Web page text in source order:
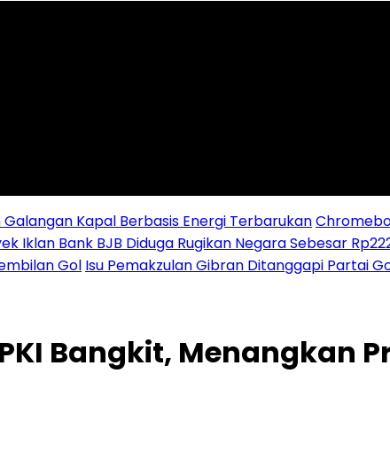
Kapal Berbasis Energi Terbarukan
Iklan Bank BJB Diduga Rugikan Negara Sebesar
Gol Isu Pemakzulan Gibran Ditanggapi Partai
Bangkit, Menangkan